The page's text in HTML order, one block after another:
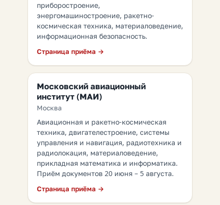
приборостроение,
энергомашиностроение, ракетно-
космическая техника, материаловедение,
информационная безопасность.
Страница приёма →
Московский авиационный
институт (МАИ)
Москва
Авиационная и ракетно-космическая
техника, двигателестроение, системы
управления и навигация, радиотехника и
радиолокация, материаловедение,
прикладная математика и информатика.
Приём документов 20 июня – 5 августа.
Страница приёма →